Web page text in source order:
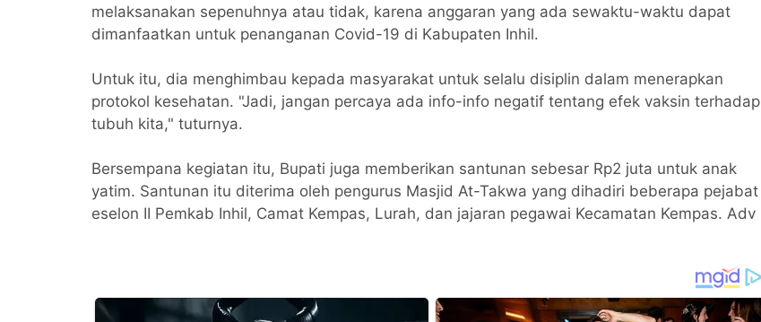
melaksanakan sepenuhnya atau tidak, karena anggaran yang ada sewaktu-waktu dapat
dimanfaatkan untuk penanganan Covid-19 di Kabupaten Inhil.
Untuk itu, dia menghimbau kepada masyarakat untuk selalu disiplin dalam menerapkan
protokol kesehatan. "Jadi, jangan percaya ada info-info negatif tentang efek vaksin terhadap
tubuh kita," tuturnya.
Bersempana kegiatan itu, Bupati juga memberikan santunan sebesar Rp2 juta untuk anak
yatim. Santunan itu diterima oleh pengurus Masjid At-Takwa yang dihadiri beberapa pejabat
eselon II Pemkab Inhil, Camat Kempas, Lurah, dan jajaran pegawai Kecamatan Kempas. Adv